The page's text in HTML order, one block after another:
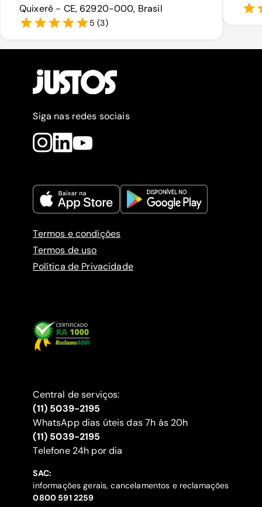
Quixeré - CE, 62920-000, Brasil
5 (3)
Siga nas redes sociais
Termos e condições
Termos de uso
Política de Privacidade
Central de serviços:
(11) 5039-2195
WhatsApp dias úteis das 7h às 20h
(11) 5039-2195
‍Telefone 24h por dia
SAC:
informações gerais, cancelamentos e reclamações
‍0800 591 2259